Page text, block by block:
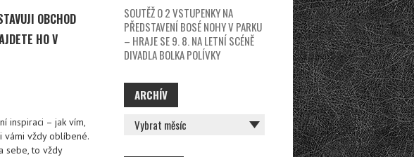
OBCHOD
HO V
inspiraci – jak vím,
vámi vždy oblíbené.
sebe, to vždy
SOUTĚŽ O 2 VSTUPENKY NA
PŘEDSTAVENÍ BOSÉ NOHY V PARKU
– HRAJE SE 9. 8. NA LETNÍ SCÉNĚ
DIVADLA BOLKA POLÍVKY
ARCHÍV
ARCHÍV